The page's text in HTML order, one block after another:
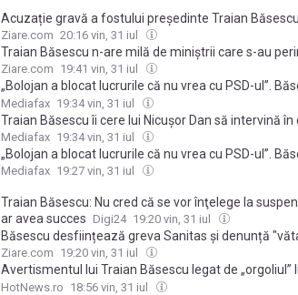
Acuzație gravă a fostului președinte Traian
caste și, de fapt, cam facem degeaba alegerile"
Ziare.com 20:16 vin, 31 iul
Traian Băsescu n-are milă de miniștrii care s-au
papițoi. Dacă vrei să vezi ce înseamnă să fii prost, te
Ziare.com 19:41 vin, 31 iul
„Bolojan a blocat lucrurile că nu vrea cu PSD-ul”.
politic este refacerea coaliției pentru „câteva luni”
Mediafax 19:34 vin, 31 iul
Traian Băsescu îi cere lui Nicușor Dan să intervină
reactor nuclear / Am văzut numai papițoi la Energie
Mediafax 19:34 vin, 31 iul
„Bolojan a blocat lucrurile că nu vrea cu PSD-ul”.
Mediafax 19:27 vin, 31 iul
Traian Băsescu: Nu cred că se vor înţelege la
ar avea succes Digi24 19:20 vin, 31 iul
Băsescu desființează greva Sanitas și denunță
Sănătate e cel din timpul lui Stalin, cu Dumnezei-
Ziare.com 19:20 vin, 31 iul
Avertismentul lui Traian Băsescu legat de „orgoliul”
majoră”. „Va trebui să înțeleagă”
HotNews.ro 18:56 vin, 31 iul